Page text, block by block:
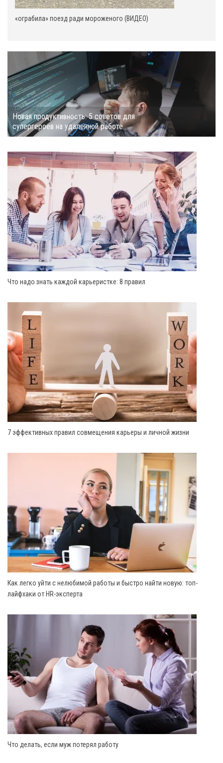
«ограбила» поезд ради мороженого (ВИДЕО)
Новая продуктивность: 5 советов для
супергероев на удаленной работе
Что надо знать каждой карьеристке: 8 правил
7 эффективных правил совмещения карьеры и личной жизни
Как легко уйти с нелюбимой работы и быстро найти новую: топ-
лайфхаки от HR-эксперта
Что делать, если муж потерял работу